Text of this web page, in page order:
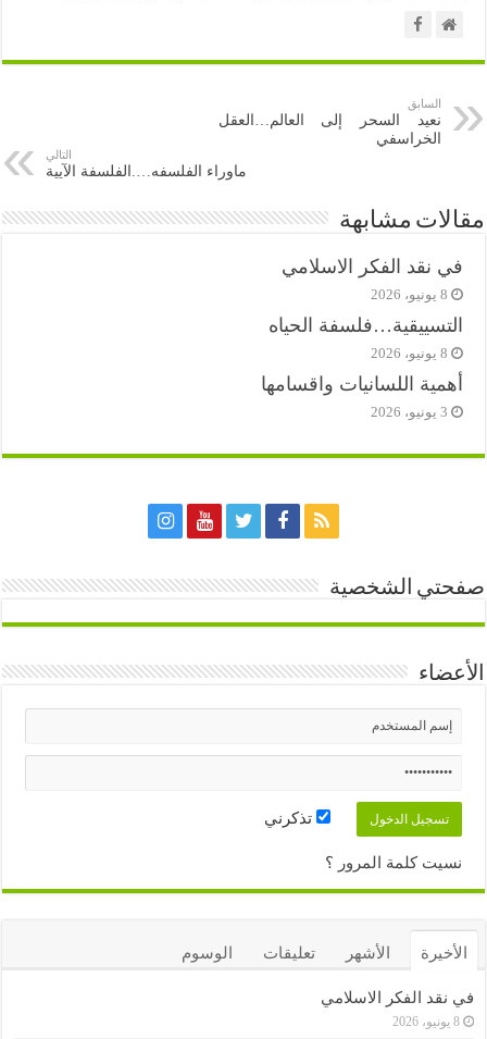
السابق
نعيد السحر إلى العالم…العقل
الخراسفي
التالي
ماوراء الفلسفه….الفلسفة الآيية
مقالات مشابهة
في نقد الفكر الاسلامي
8 يونيو، 2026
التسييقية…فلسفة الحياه
8 يونيو، 2026
أهمية اللسانيات واقسامها
3 يونيو، 2026
صفحتي الشخصية
الأعضاء
تذكرني
نسيت كلمة المرور ؟
الأخيرة الأشهر تعليقات الوسوم
في نقد الفكر الاسلامي
8 يونيو، 2026